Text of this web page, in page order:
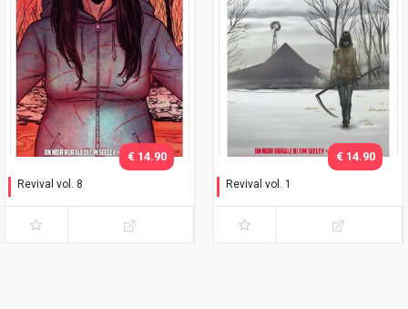
Revival vol. 8
€ 14.90
Revival vol. 1
€ 14.90